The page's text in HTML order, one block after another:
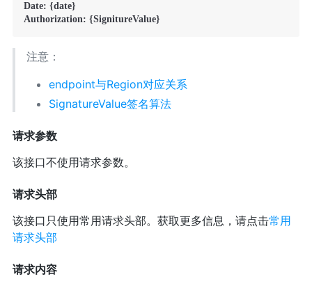
Date: {date}
注意：
endpoint与Region对应关系
SignatureValue签名算法
请求参数
该接口不使用请求参数。
请求头部
该接口只使用常用请求头部。获取更多信息，请点击常用
请求头部
请求内容